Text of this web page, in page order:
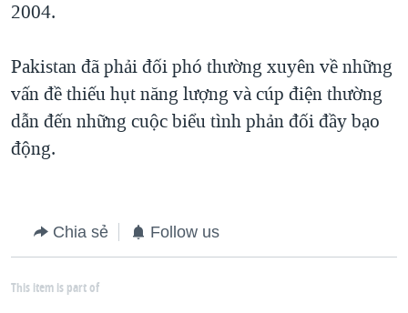
2004.
Pakistan đã phải đối phó thường xuyên về những
vấn đề thiếu hụt năng lượng và cúp điện thường
dẫn đến những cuộc biểu tình phản đối đầy bạo
động.
Chia sẻ Follow us
This item is part of